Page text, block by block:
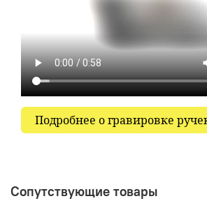
Подробнее о гравировке
Сопутствующие товары